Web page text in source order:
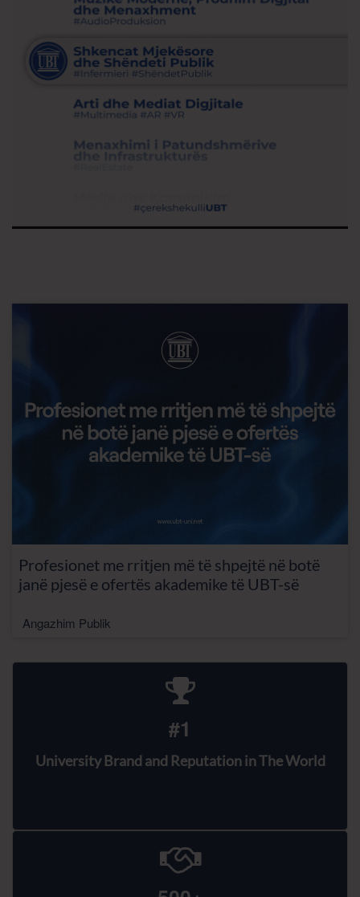
Profesionet me rritjen më të shpejtë në botë
janë pjesë e ofertës akademike të UBT-së
Angazhim Publik
#1
University Brand and Reputation in The World